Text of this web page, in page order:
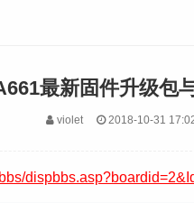
最新固件升级包
violet 2018-10-31